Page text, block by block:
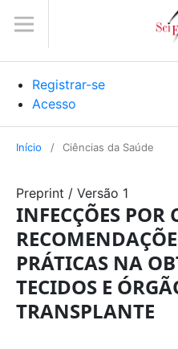
Registrar-se
Acesso
Início / Ciências da Saúde
Preprint / Versão 1
INFECÇÕES POR
PRÁTICAS NA
TECIDOS E
TRANSPLANTE